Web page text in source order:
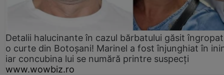
Detalii halucinante în cazul bărbatului găsit
o curte din Botoșani! Marinel a fost înjunghiat în
iar concubina lui se numără printre suspecți
www.wowbiz.ro